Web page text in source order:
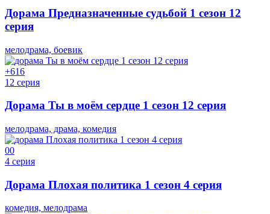
Дорама Предназначенные судьбой 1 сезон 12
серия
мелодрама, боевик
+616
12 серия
Дорама Ты в моём сердце 1 сезон 12 серия
мелодрама, драма, комедия
00
4 серия
Дорама Плохая политика 1 сезон 4 серия
комедия, мелодрама